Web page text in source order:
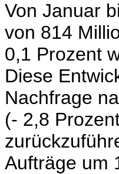
Von Januar
von 814
0,1 Prozent
Diese
Nachfrage
(- 2,8
Aufträge um